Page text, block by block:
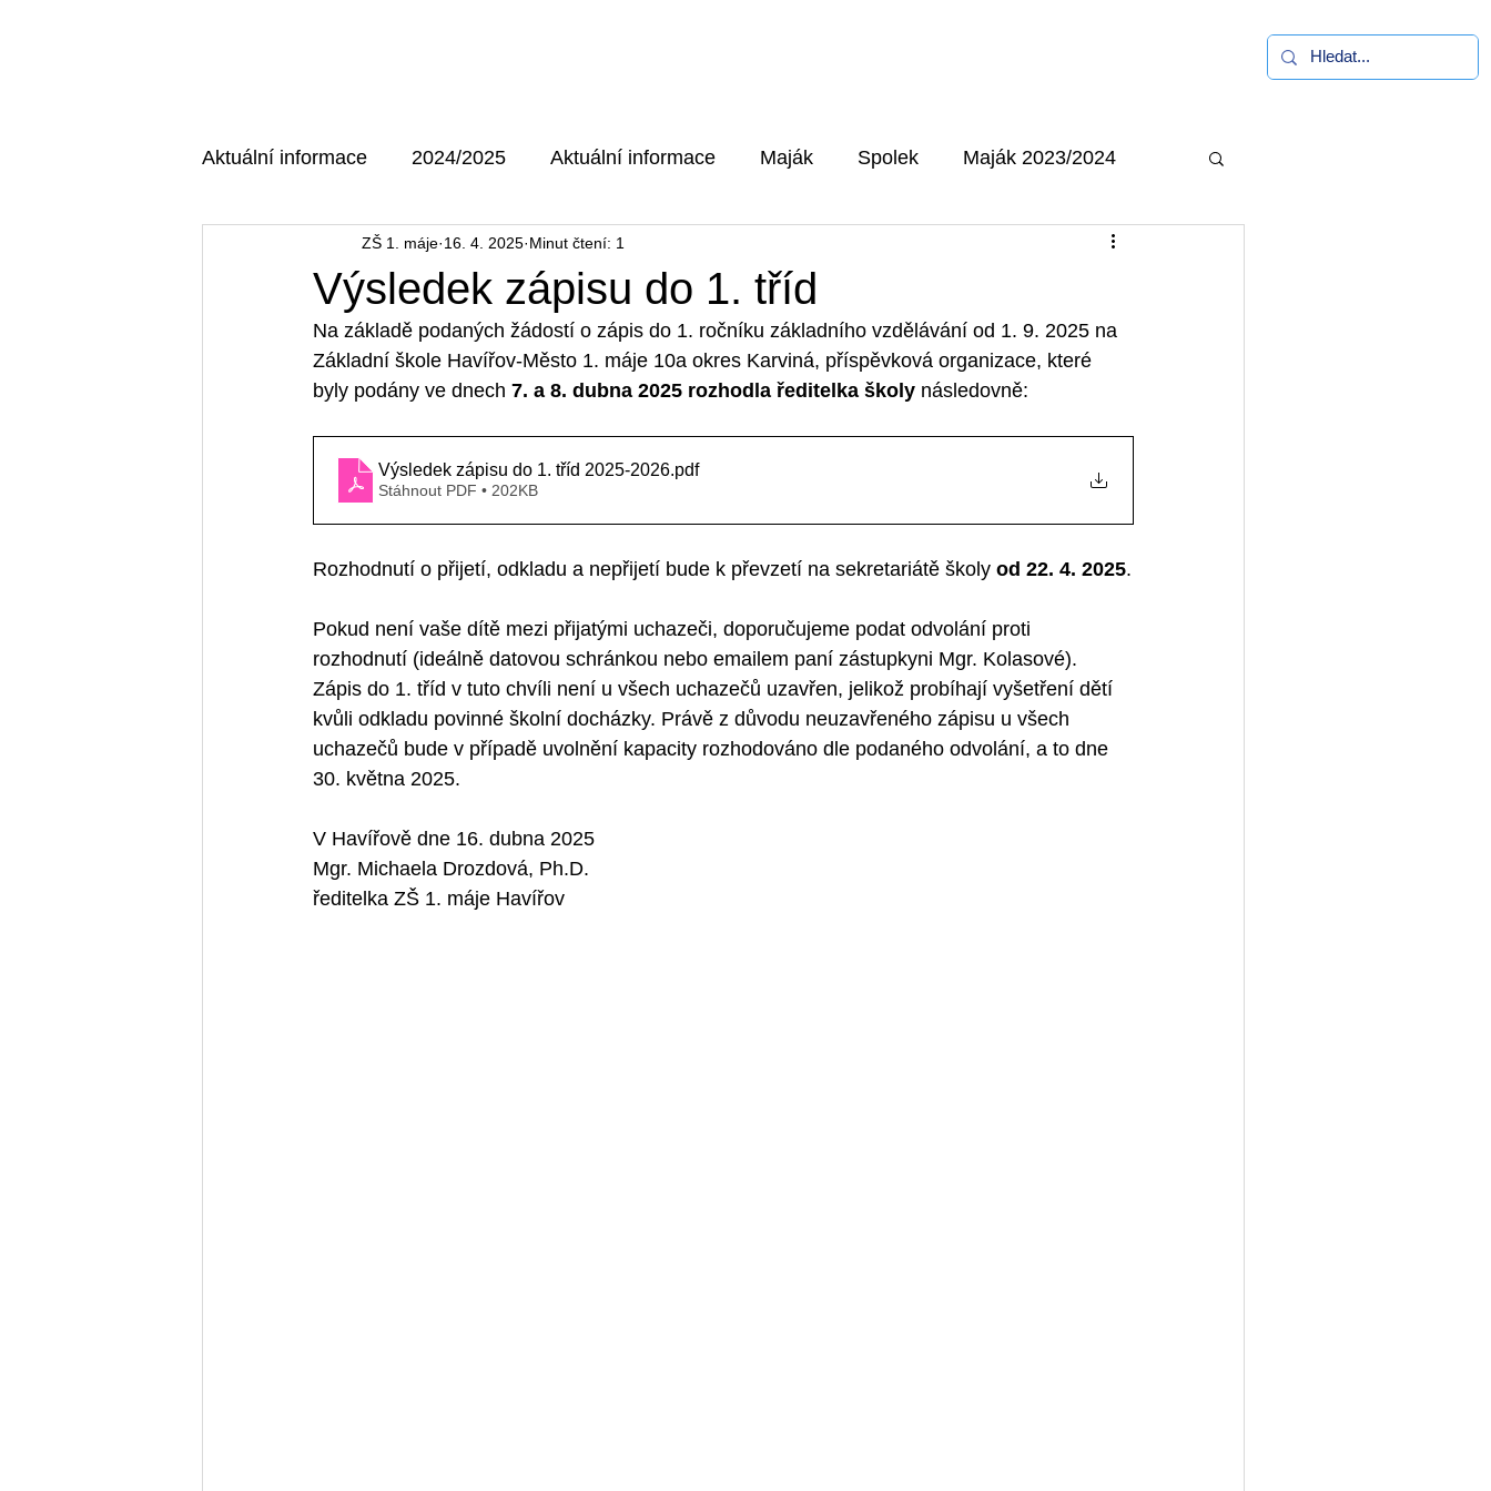
Aktuální informace 2024/2025 Aktuální informace Maják Spolek Maják 2023/2024
AKTUÁLNÍ MAJÁK 2025/2026
Výsledek zápisu do 1. tříd
ZŠ 1. máje 16. 4. 2025 Minut čtení: 1
Na základě podaných žádostí o zápis do 1. ročníku základního vzdělávání od 1. 9. 2025 na
Základní škole Havířov-Město 1. máje 10a okres Karviná, příspěvková organizace, které
byly podány ve dnech 7. a 8. dubna 2025 rozhodla ředitelka školy následovně:
Výsledek zápisu do 1. tříd 2025-2026.pdf
Stáhnout PDF • 202KB
Rozhodnutí o přijetí, odkladu a nepřijetí bude k převzetí na sekretariátě školy od 22. 4. 2025.
Pokud není vaše dítě mezi přijatými uchazeči, doporučujeme podat odvolání proti
rozhodnutí (ideálně datovou schránkou nebo emailem paní zástupkyni Mgr. Kolasové).
Zápis do 1. tříd v tuto chvíli není u všech uchazečů uzavřen, jelikož probíhají vyšetření dětí
kvůli odkladu povinné školní docházky. Právě z důvodu neuzavřeného zápisu u všech
uchazečů bude v případě uvolnění kapacity rozhodováno dle podaného odvolání, a to dne
30. května 2025.
V Havířově dne 16. dubna 2025
Mgr. Michaela Drozdová, Ph.D.
ředitelka ZŠ 1. máje Havířov